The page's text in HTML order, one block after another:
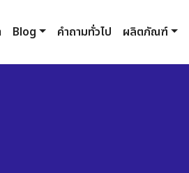
Blog คำถามทั่วไป ผลิตภัณฑ์